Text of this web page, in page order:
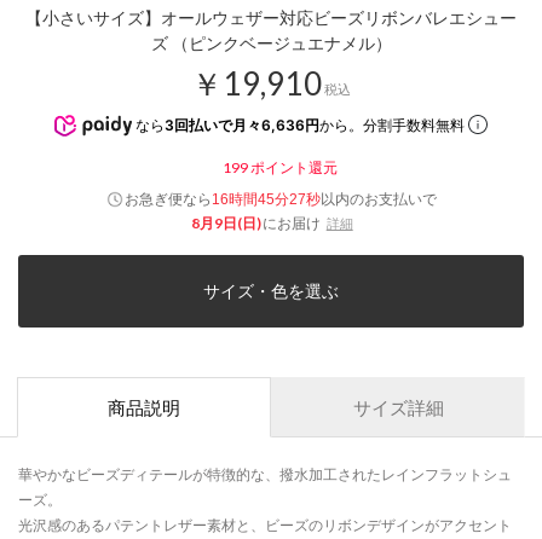
【小さいサイズ】オールウェザー対応ビーズリボンバレエシュー
ズ （ピンクベージュエナメル）
￥19,910税込
なら 3回払いで月々6,636円から。分割手数料無料
199 ポイント還元
お急ぎ便なら 16時間45分27秒以内のお支払いで
8月9日(日)にお届け 詳細
サイズ・色を選ぶ
商品説明 サイズ詳細
華やかなビーズディテールが特徴的な、撥水加工されたレインフラットシュ
ーズ。
光沢感のあるパテントレザー素材と、ビーズのリボンデザインがアクセント